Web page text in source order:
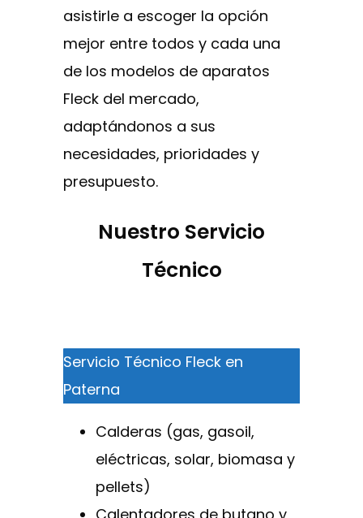
asistirle a escoger la opción
mejor entre todos y cada una
de los modelos de aparatos
Fleck del mercado,
adaptándonos a sus
necesidades, prioridades y
presupuesto.
Nuestro Servicio
Técnico
Servicio Técnico Fleck en
Paterna
Calderas (gas, gasoil,
eléctricas, solar, biomasa y
pellets)